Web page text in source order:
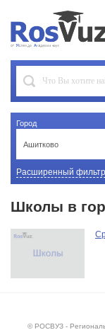
Город
Ашитково
Расширенный фильтр
Школы в
© РОСВУЗ -